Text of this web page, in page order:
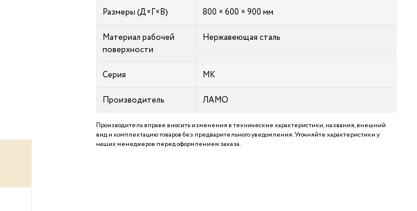
Размеры (Д×Г×В) 800 × 600 × 900 мм
Материал рабочей
поверхности
Нержавеющая сталь
Серия МК
Производитель ЛАМО
Производитель вправе вносить изменения в технические характеристики, названия, внешний
вид и комплектацию товаров без предварительного уведомления. Уточняйте характеристики у
наших менеджеров перед оформлением заказа.